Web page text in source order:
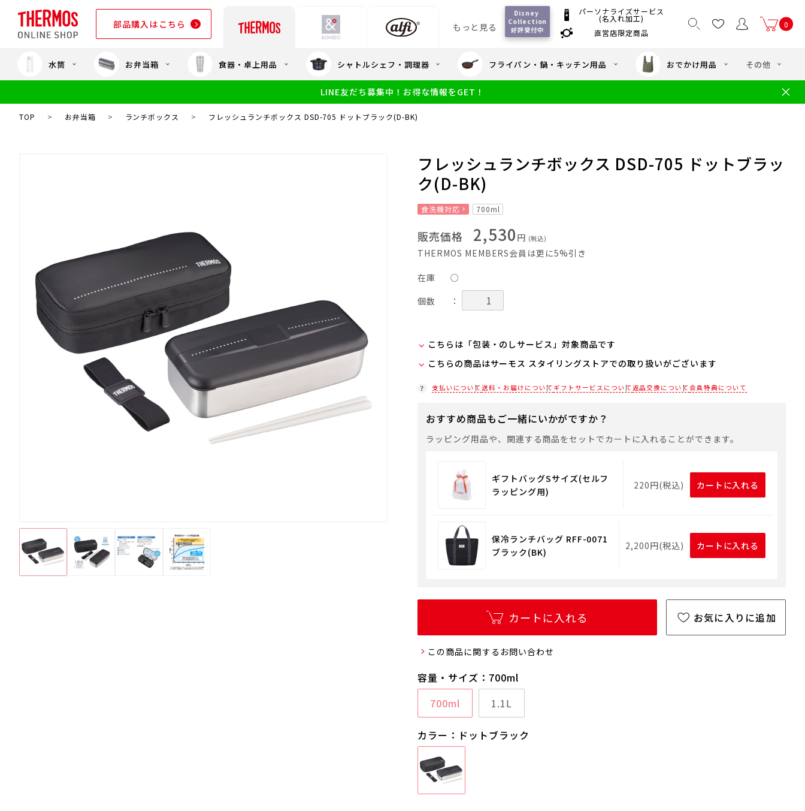
部品購入はこちら もっと見る
以上送料無料
サーモスのeギフト
ギフトのご案内
Disney
Collection
好評受付中
パーソナライズサービス
(名入れ加工)
直営店限定商品
部品購入はこちら
食洗機対応 幼児・園児向け水筒
小学生 中・高学年向け水筒
0
水筒 お弁当箱 食器・卓上用品 シャトルシェフ・調理器 フライパン・鍋・キッチン用品 おでかけ用品 その他
LINE友だち募集中！お得な情報をGET！
TOP > お弁当箱 > ランチボックス > フレッシュランチボックス DSD-705 ドットブラック(D-BK)
フレッシュランチボックス DSD-705 ドットブラッ
ク(D-BK)
食洗機対応 700ml
販売価格 2,530 円 (税込)
THERMOS MEMBERS会員は更に5%引き
在庫
○
個数
：
こちらは「包装・のしサービス」対象商品です
弊社での包装・のしを希望される場合は、商品をカートに入れた後に「会員限定のし・
ラッピング(330円/個)設定へ」ボタンからお手続きください。
袋やギフトバッグを希望される場合は、以下よりご購入をお願いいたします。
通常商品用ギフト用品
こちらの商品はサーモス スタイリングストアでの取り扱いがございます
在庫状況につきましては、各店舗までお電話にてご確認ください。
支払いについて送料・お届けについて ギフトサービスについて返品交換について会員特典について
おすすめ商品もご一緒にいかがですか？
ラッピング用品や、関連する商品をセットでカートに入れることができます。
ギフトバッグSサイズ(セルフ
ラッピング用)
220円(税込) カートに入れる
保冷ランチバッグ RFF-0071
ブラック(BK)
2,200円(税込) カートに入れる
カートに入れる お気に入りに追加
この商品に関するお問い合わせ
容量・サイズ：700ml
700ml
1.1L
カラー：ドットブラック